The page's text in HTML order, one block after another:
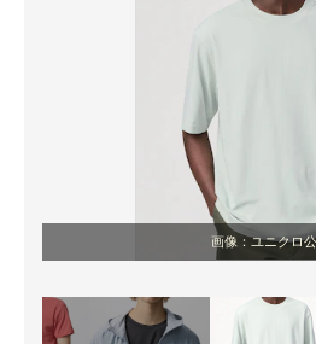
画像：ユニクロ